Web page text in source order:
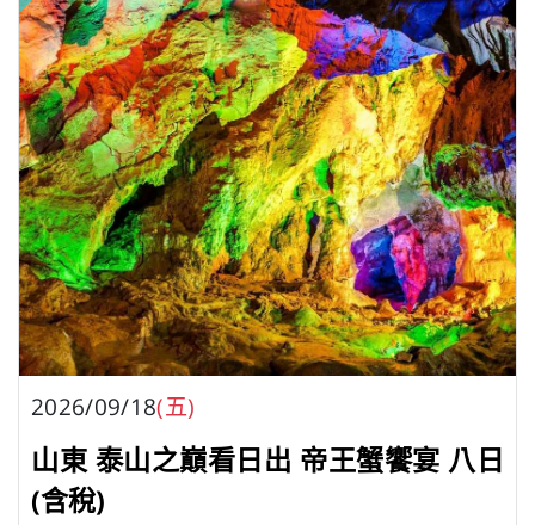
2026/09/18(五)
山東 泰山之巔看日出 帝王蟹饗宴 八日
(含稅)